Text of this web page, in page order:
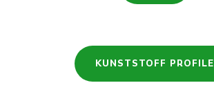
KUNSTSTOFF PROFILE